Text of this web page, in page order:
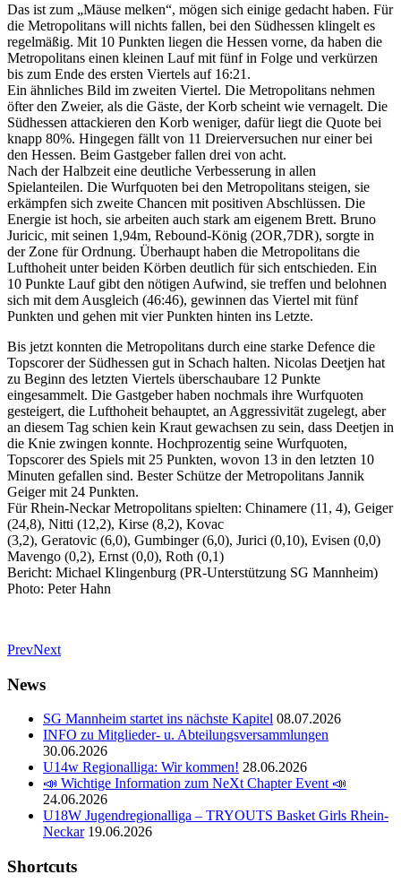
Das ist zum „Mäuse melken“, mögen sich einige gedacht haben. Für
die Metropolitans will nichts fallen, bei den Südhessen klingelt es
regelmäßig. Mit 10 Punkten liegen die Hessen vorne, da haben die
Metropolitans einen kleinen Lauf mit fünf in Folge und verkürzen
bis zum Ende des ersten Viertels auf 16:21.
Ein ähnliches Bild im zweiten Viertel. Die Metropolitans nehmen
öfter den Zweier, als die Gäste, der Korb scheint wie vernagelt. Die
Südhessen attackieren den Korb weniger, dafür liegt die Quote bei
knapp 80%. Hingegen fällt von 11 Dreierversuchen nur einer bei
den Hessen. Beim Gastgeber fallen drei von acht.
Nach der Halbzeit eine deutliche Verbesserung in allen
Spielanteilen. Die Wurfquoten bei den Metropolitans steigen, sie
erkämpfen sich zweite Chancen mit positiven Abschlüssen. Die
Energie ist hoch, sie arbeiten auch stark am eigenem Brett. Bruno
Juricic, mit seinen 1,94m, Rebound-König (2OR,7DR), sorgte in
der Zone für Ordnung. Überhaupt haben die Metropolitans die
Lufthoheit unter beiden Körben deutlich für sich entschieden. Ein
10 Punkte Lauf gibt den nötigen Aufwind, sie treffen und belohnen
sich mit dem Ausgleich (46:46), gewinnen das Viertel mit fünf
Punkten und gehen mit vier Punkten hinten ins Letzte.
Bis jetzt konnten die Metropolitans durch eine starke Defence die
Topscorer der Südhessen gut in Schach halten. Nicolas Deetjen hat
zu Beginn des letzten Viertels überschaubare 12 Punkte
eingesammelt. Die Gastgeber haben nochmals ihre Wurfquoten
gesteigert, die Lufthoheit behauptet, an Aggressivität zugelegt, aber
an diesem Tag schien kein Kraut gewachsen zu sein, dass Deetjen in
die Knie zwingen konnte. Hochprozentig seine Wurfquoten,
Topscorer des Spiels mit 25 Punkten, wovon 13 in den letzten 10
Minuten gefallen sind. Bester Schütze der Metropolitans Jannik
Geiger mit 24 Punkten.
Für Rhein-Neckar Metropolitans spielten: Chinamere (11, 4), Geiger
(24,8), Nitti (12,2), Kirse (8,2), Kovac
(3,2), Geratovic (6,0), Gumbinger (6,0), Jurici (0,10), Evisen (0,0)
Mavengo (0,2), Ernst (0,0), Roth (0,1)
Bericht: Michael Klingenburg (PR-Unterstützung SG Mannheim)
Photo: Peter Hahn
PrevNext
News
SG Mannheim startet ins nächste Kapitel 08.07.2026
INFO zu Mitglieder- u. Abteilungsversammlungen
30.06.2026
U14w Regionalliga: Wir kommen! 28.06.2026
📣 Wichtige Information zum NeXt Chapter Event 📣
24.06.2026
U18W Jugendregionalliga – TRYOUTS Basket Girls Rhein-
Neckar 19.06.2026
Shortcuts